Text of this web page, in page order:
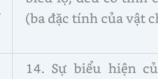
(ba đặc tính của vật
14. Sự biểu hiện